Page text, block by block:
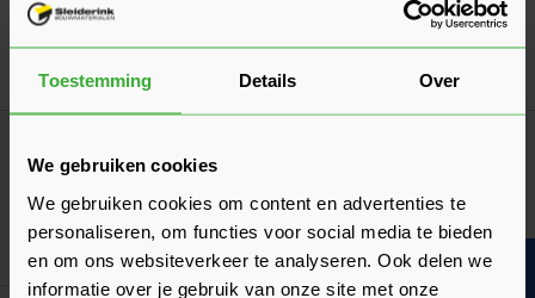
Toestemming Details Over
We gebruiken cookies
We gebruiken cookies om content en advertenties te
personaliseren, om functies voor social media te bieden
en om ons websiteverkeer te analyseren. Ook delen we
informatie over je gebruik van onze site met onze
957,10per pak
Siniat Gipsplaten AK Palletvoordeel
Verkrijgbaar in 2 afmetingen
Vanaf 5,23